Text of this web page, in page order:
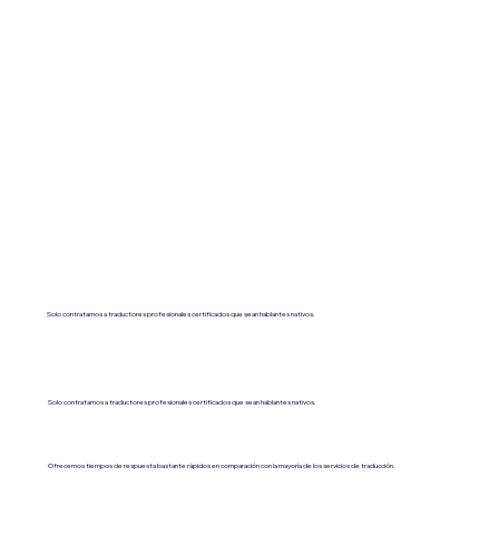
Solo contratamos a traductores profesionales certificados que sean hablantes nativos.
Solo contratamos a traductores profesionales certificados que sean hablantes nativos.
Ofrecemos tiempos de respuesta bastante rápidos en comparación con la mayoría de los servicios de traducción.